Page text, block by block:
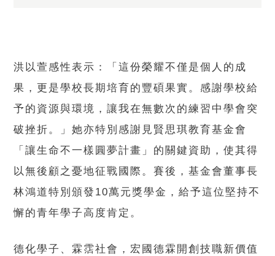
洪以萱感性表示：「這份榮耀不僅是個人的成
果，更是學校長期培育的豐碩果實。感謝學校給
予的資源與環境，讓我在無數次的練習中學會突
破挫折。」她亦特別感謝見賢思琪教育基金會
「讓生命不一樣圓夢計畫」的關鍵資助，使其得
以無後顧之憂地征戰國際。賽後，基金會董事長
林鴻道特別頒發10萬元獎學金，給予這位堅持不
懈的青年學子高度肯定。
德化學子、霖霑社會，宏國德霖開創技職新價值